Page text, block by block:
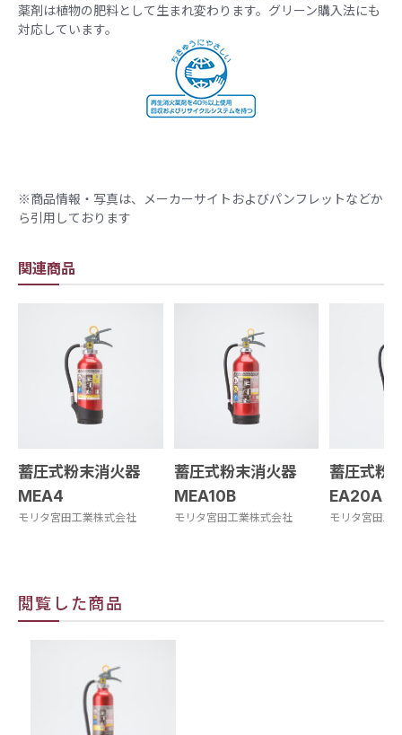
関連商品
蓄圧式粉末消火器
MEA4
モリタ宮田工業株式会社
蓄圧式粉末消火器
MEA10B
モリタ宮田工業株式会社
蓄圧式粉
EA20A
モリタ宮田工
薬剤は植物の肥料として生まれ変わります。グリーン購入法にも
対応しています。
※商品情報・写真は、メーカーサイトおよびパンフレットなどか
ら引用しております
閲覧した商品